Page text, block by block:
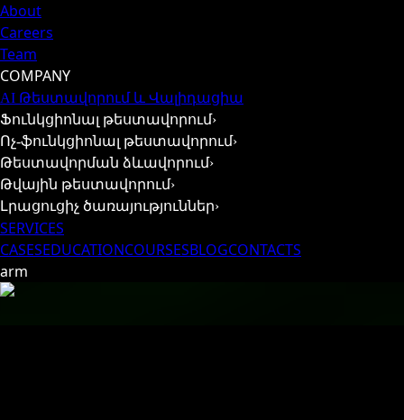
About
Careers
Team
COMPANY
AI Թեստավորում և Վալիդացիա
Ֆունկցիոնալ թեստավորում›
Ոչ-ֆունկցիոնալ թեստավորում›
Թեստավորման ձևավորում›
Թվային թեստավորում›
Լրացուցիչ ծառայություններ›
SERVICES
CASESEDUCATIONCOURSESBLOGCONTACTS
arm